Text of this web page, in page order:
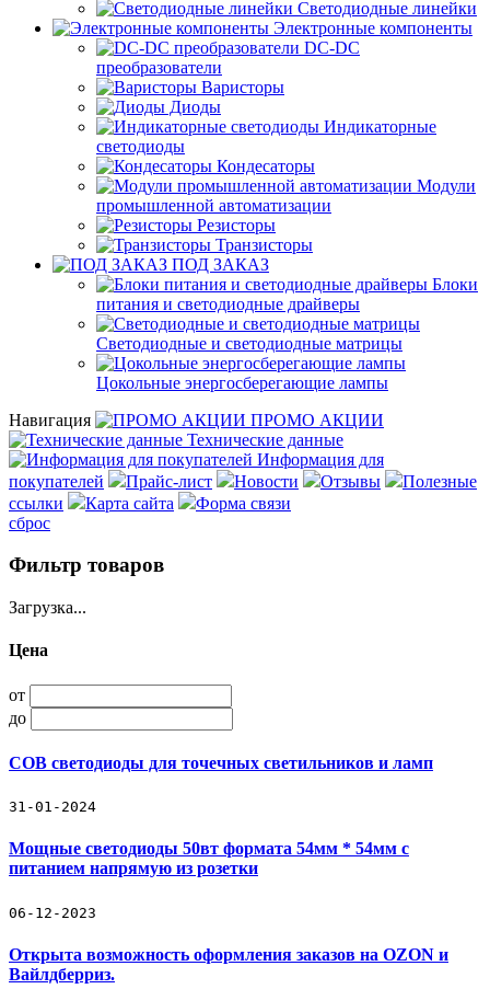
Светодиодные линейки
Электронные компоненты
DC-DC
преобразователи
Варисторы
Диоды
Индикаторные
светодиоды
Кондесаторы
Модули
промышленной автоматизации
Резисторы
Транзисторы
ПОД ЗАКАЗ
Блоки
питания и светодиодные драйверы
Светодиодные и светодиодные матрицы
Цокольные энергосберегающие лампы
Навигация
ПРОМО АКЦИИ
Технические данные
Информация для
покупателей
Прайс-лист Новости Отзывы
Полезные
ссылки
Карта сайта
Форма связи
сброс
Фильтр товаров
Загрузка...
Цена
от
до
COB светодиоды для точечных светильников и ламп
31-01-2024
Мощные светодиоды 50вт формата 54мм * 54мм с
питанием напрямую из розетки
06-12-2023
Открыта возможность оформления заказов на OZON и
Вайлдберриз.